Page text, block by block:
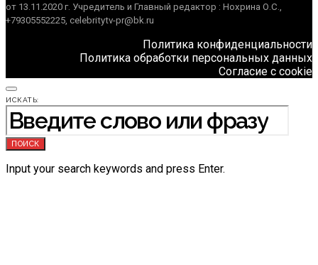
от 13.11.2020 г. Учредитель и Главный редактор : Нохрина О.С.,
+79305552225, celebritytv-pr@bk.ru
Политика конфиденциальности
Политика обработки персональных данных
Согласие с cookie
ИСКАТЬ:
ПОИСК
Input your search keywords and press Enter.